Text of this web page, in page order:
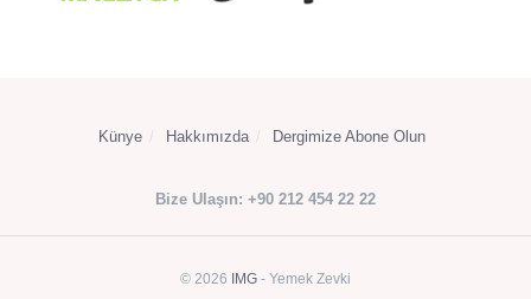
Künye Hakkımızda Dergimize Abone Olun
Bize Ulaşın: +90 212 454 22 22
© 2026 IMG - Yemek Zevki